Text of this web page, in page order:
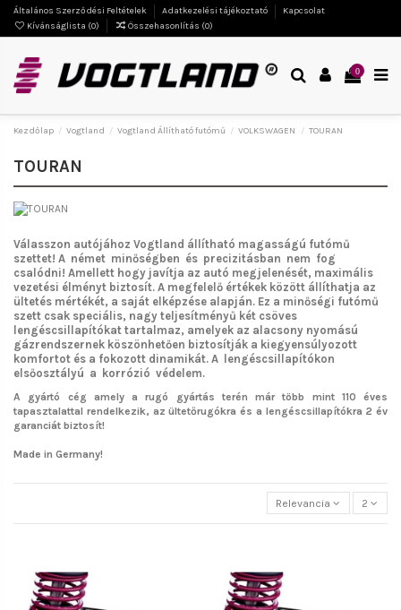
Általános Szerződési Feltételek Adatkezelési tájékoztató
Kapcsolat
Kívánságlista (0) Összehasonlítás (0)
0
Kezdőlap Vogtland Vogtland Állítható futómű VOLKSWAGEN TOURAN
TOURAN
Válasszon autójához Vogtland állítható magasságú futómű
szettet! A német minőségben és precizitásban nem fog
csalódni! Amellett hogy javítja az autó megjelenését, maximális
vezetési élményt biztosít. A megfelelő értékek között állíthatja az
ültetés mértékét, a saját elképzése alapján. Ez a minőségi futómű
szett csak speciális, nagy teljesítményű két csöves
lengéscsillapítókat tartalmaz, amelyek az alacsony nyomású
gázrendszernek köszönhetően biztosítják a kiegyensúlyozott
komfortot és a fokozott dinamikát. A lengéscsillapítókon
elsőosztályú a korrózió védelem.
A gyártó cég amely a rugó gyártás terén már több mint 110 éves
tapasztalattal rendelkezik, az ültetőrugókra és a lengéscsillapítókra 2 év
garanciát biztosít!
Made in Germany!
Relevancia 2